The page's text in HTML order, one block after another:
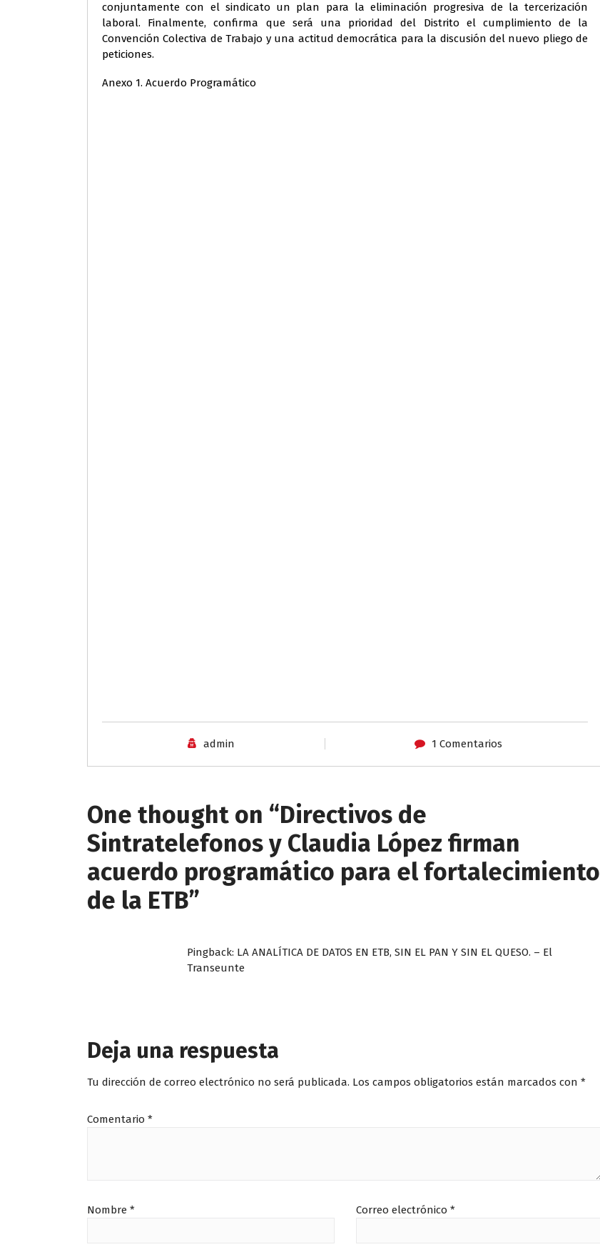
conjuntamente con el sindicato un plan para la eliminación progresiva de la tercerización
laboral. Finalmente, confirma que será una prioridad del Distrito el cumplimiento de la
Convención Colectiva de Trabajo y una actitud democrática para la discusión del nuevo pliego de
peticiones.
Anexo 1. Acuerdo Programático
admin 1 Comentarios
One thought on “Directivos de
Sintratelefonos y Claudia López firman
acuerdo programático para el fortalecimiento
de la ETB”
Pingback: LA ANALÍTICA DE DATOS EN ETB, SIN EL PAN Y SIN EL QUESO. – El
Transeunte
Deja una respuesta
Tu dirección de correo electrónico no será publicada. Los campos obligatorios están marcados con *
Comentario *
Nombre * Correo electrónico *